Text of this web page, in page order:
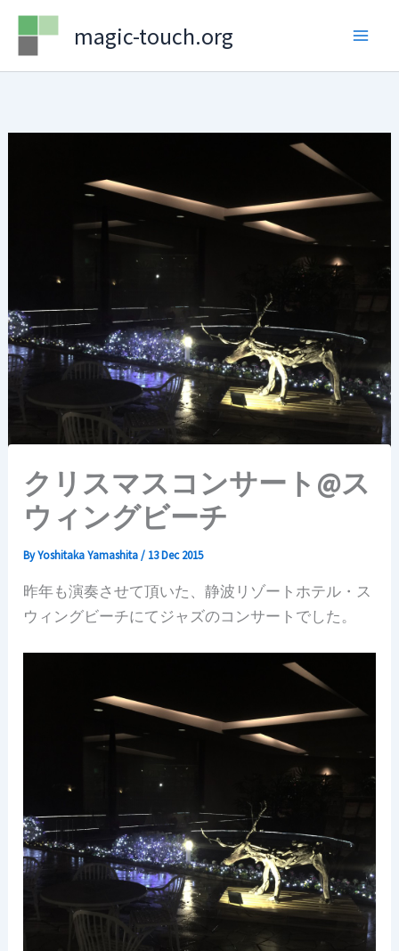
Skip
content
magic-touch.org
クリスマスコンサート@ス
ウィングビーチ
ByYoshitaka Yamashita/ 13 Dec 2015
昨年も演奏させて頂いた、静波リゾートホテル・ス
ウィングビーチにてジャズのコンサートでした。